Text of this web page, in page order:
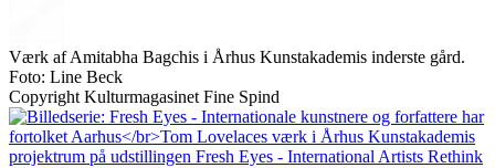
Værk af Amitabha Bagchis i Århus Kunstakademis inderste gård.
Foto: Line Beck
Copyright Kulturmagasinet Fine Spind